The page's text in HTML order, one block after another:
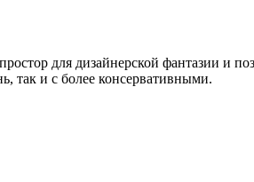
для дизайнерской фантазии и
так и с более консервативными.